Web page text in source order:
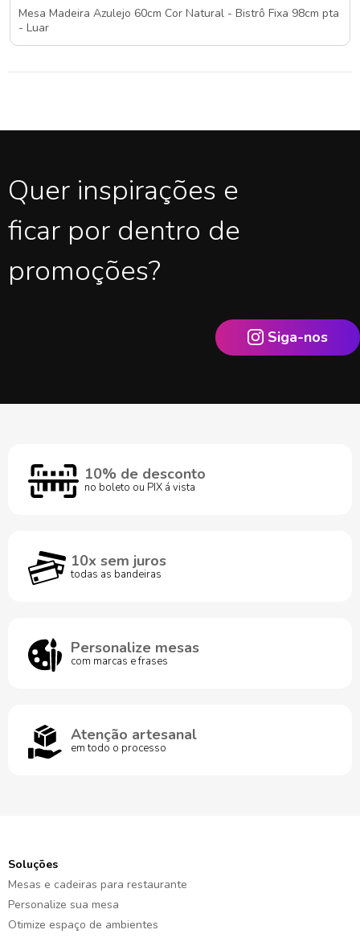
Mesa Madeira Azulejo 60cm Cor Natural - Bistrô Fixa 98cm pta
- Luar
Quer inspirações e
ficar por dentro de
promoções?
Siga-nos
10% de desconto
no boleto ou PIX á vista
10x sem juros
todas as bandeiras
Personalize mesas
com marcas e frases
Atenção artesanal
em todo o processo
Soluções
Mesas e cadeiras para restaurante
Personalize sua mesa
Otimize espaço de ambientes